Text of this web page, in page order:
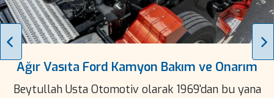
Ağır Vasıta Ford Kamyon Bakım ve Onarım
Beytullah Usta Otomotiv olarak 1969'dan bu yana